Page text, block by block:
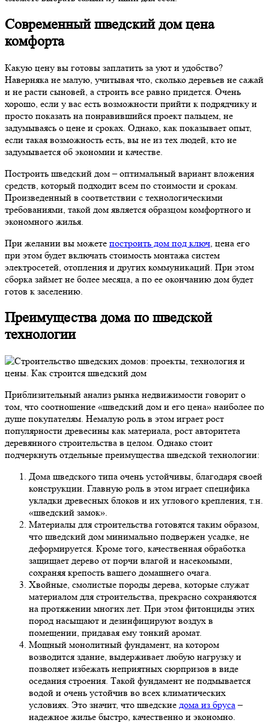
Современный шведский дом цена
комфорта
Какую цену вы готовы заплатить за уют и удобство?
Наверняка не малую, учитывая что, сколько деревьев не сажай
и не расти сыновей, а строить все равно придется. Очень
хорошо, если у вас есть возможности прийти к подрядчику и
просто показать на понравившийся проект пальцем, не
задумываясь о цене и сроках. Однако, как показывает опыт,
если такая возможность есть, вы не из тех людей, кто не
задумывается об экономии и качестве.
Построить шведский дом – оптимальный вариант вложения
средств, который подходит всем по стоимости и срокам.
Произведенный в соответствии с технологическими
требованиями, такой дом является образцом комфортного и
экономного жилья.
При желании вы можете построить дом под ключ, цена его
при этом будет включать стоимость монтажа систем
электросетей, отопления и других коммуникаций. При этом
сборка займет не более месяца, а по ее окончанию дом будет
готов к заселению.
Преимущества дома по шведской
технологии
Приблизительный анализ рынка недвижимости говорит о
том, что соотношение «шведский дом и его цена» наиболее по
душе покупателям. Немалую роль в этом играет рост
популярности древесины как материала, рост авторитета
деревянного строительства в целом. Однако стоит
подчеркнуть отдельные преимущества шведской технологии:
Дома шведского типа очень устойчивы, благодаря своей
конструкции. Главную роль в этом играет специфика
укладки древесных блоков и их углового крепления, т.н.
«шведский замок».
Материалы для строительства готовятся таким образом,
что шведский дом минимально подвержен усадке, не
деформируется. Кроме того, качественная обработка
защищает дерево от порчи влагой и насекомыми,
сохраняя крепость вашего домашнего очага.
Хвойные, смолистые породы дерева, которые служат
материалом для строительства, прекрасно сохраняются
на протяжении многих лет. При этом фитонциды этих
пород насыщают и дезинфицируют воздух в
помещении, придавая ему тонкий аромат.
Мощный монолитный фундамент, на котором
возводится здание, выдерживает любую нагрузку и
позволяет избежать неприятных сюрпризов в виде
оседания строения. Такой фундамент не подмывается
водой и очень устойчив во всех климатических
условиях. Это значит, что шведские дома из бруса–
надежное жилье быстро, качественно и экономно.